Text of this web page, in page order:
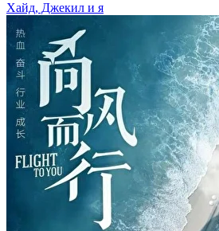
Хайд, Джекил и я